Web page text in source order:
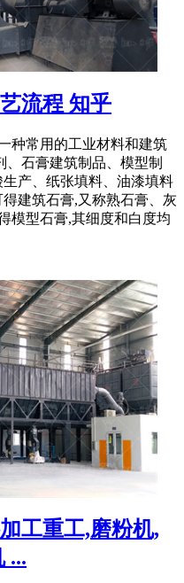
流程 知乎
种常用的工业材料和建筑
石膏建筑制品、模型制
产、纸张填料、油漆填料
建筑石膏,又称熟石膏、灰
模型石膏,其细度和白度均
工重工,磨粉机,
...